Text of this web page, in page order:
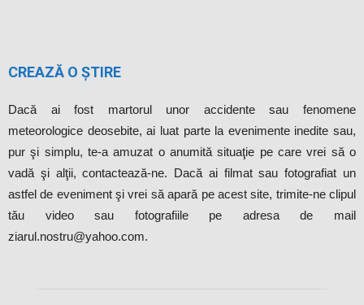
CREAZĂ O ȘTIRE
Dacă ai fost martorul unor accidente sau fenomene
meteorologice deosebite, ai luat parte la evenimente inedite sau,
pur şi simplu, te-a amuzat o anumită situaţie pe care vrei să o
vadă şi alţii, contactează-ne. Dacă ai filmat sau fotografiat un
astfel de eveniment şi vrei să apară pe acest site, trimite-ne clipul
tău video sau fotografiile pe adresa de mail
ziarul.nostru@yahoo.com.